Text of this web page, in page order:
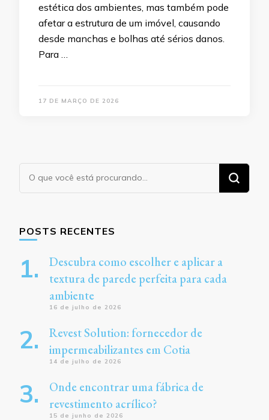
estética dos ambientes, mas também pode
afetar a estrutura de um imóvel, causando
desde manchas e bolhas até sérios danos.
Para …
17 DE MARÇO DE 2026
Procurando
POSTS RECENTES
Descubra como escolher e aplicar a
textura de parede perfeita para cada
ambiente
16 de julho de 2026
Revest Solution: fornecedor de
impermeabilizantes em Cotia
14 de julho de 2026
Onde encontrar uma fábrica de
revestimento acrílico?
15 de junho de 2026